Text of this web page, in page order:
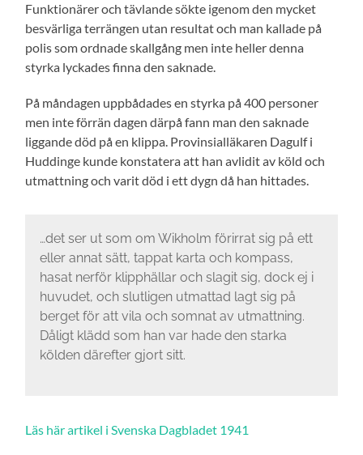
Funktionärer och tävlande sökte igenom den mycket
besvärliga terrängen utan resultat och man kallade på
polis som ordnade skallgång men inte heller denna
styrka lyckades finna den saknade.
På måndagen uppbådades en styrka på 400 personer
men inte förrän dagen därpå fann man den saknade
liggande död på en klippa. Provinsialläkaren Dagulf i
Huddinge kunde konstatera att han avlidit av köld och
utmattning och varit död i ett dygn då han hittades.
…det ser ut som om Wikholm förirrat sig på ett
eller annat sätt, tappat karta och kompass,
hasat nerför klipphällar och slagit sig, dock ej i
huvudet, och slutligen utmattad lagt sig på
berget för att vila och somnat av utmattning.
Dåligt klädd som han var hade den starka
kölden därefter gjort sitt.
Läs här artikel i Svenska Dagbladet 1941